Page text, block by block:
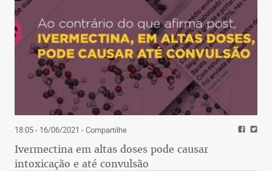
18:05 - 16/06/2021 - Compartilhe
Ivermectina em altas doses pode causar
intoxicação e até convulsão